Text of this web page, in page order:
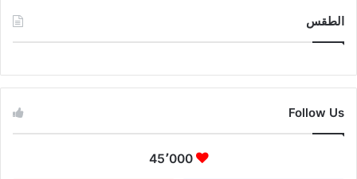
الطقس
Follow Us
45٬000